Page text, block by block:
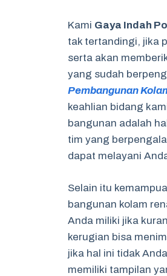
Kami Gaya Indah
tak tertandingi, jika
serta akan
yang sudah
Pembangunan
keahlian bidang
bangunan adalah
tim yang
dapat melayani
Selain itu
bangunan kolam
Anda miliki jika
kerugian bisa
jika hal ini tidak
memiliki tampilan